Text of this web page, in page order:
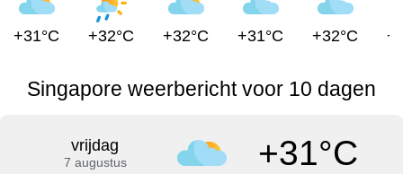
+31°C +32°C +32°C +31°C +32°C
Singapore weerbericht voor 10 dagen
vrijdag
7 augustus +31°C